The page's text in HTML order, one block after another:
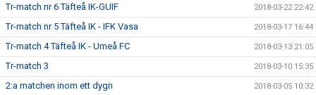
Tr-match nr 6 Täfteå IK-GUIF 2018-03-22 22:42
Tr-match nr 5 Täfteå IK - IFK Vasa 2018-03-17 16:44
Tr-match 4 Täfteå IK - Umeå FC 2018-03-13 21:05
Tr-match 3 2018-03-10 15:35
2:a matchen inom ett dygn 2018-03-05 10:32